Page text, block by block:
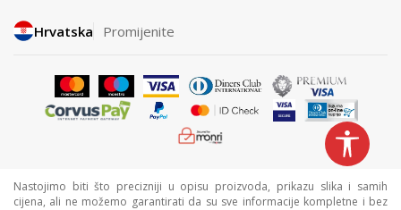
Hrvatska Promijenite
Nastojimo biti što precizniji u opisu proizvoda, prikazu slika i samih
cijena, ali ne možemo garantirati da su sve informacije kompletne i bez